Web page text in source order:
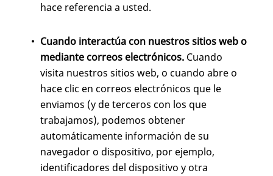
hace referencia a usted.
Cuando interactúa con nuestros sitios web o
mediante correos electrónicos. Cuando
visita nuestros sitios web, o cuando abre o
hace clic en correos electrónicos que le
enviamos (y de terceros con los que
trabajamos), podemos obtener
automáticamente información de su
navegador o dispositivo, por ejemplo,
identificadores del dispositivo y otra